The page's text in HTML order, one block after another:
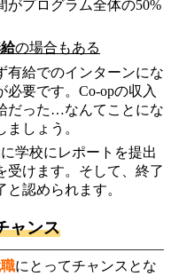
がプログラム全体の50%
の場合もある
有給でのインターンにな
要です。Co-opの収入
だった…なんてことにな
しょう。
学校にレポートを提出
受けます。そして、終了
認められます。
ャンス
にとってチャンスとな